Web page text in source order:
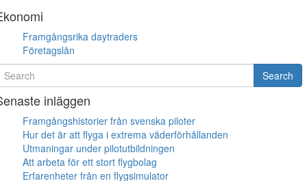
Framgångsrika daytraders
Företagslån
Search
inläggen
Framgångshistorier från svenska piloter
Hur det är att flyga i extrema väderförhållanden
Utmaningar under pilotutbildningen
Att arbeta för ett stort flygbolag
Erfarenheter från en flygsimulator